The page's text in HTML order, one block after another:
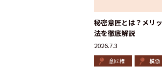
秘密意匠とは？メリ
法を徹底解説
2026.7.3
意匠権 模倣